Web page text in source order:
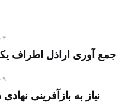
جمع آوری اراذل اطراف
نیاز به بازآفرینی